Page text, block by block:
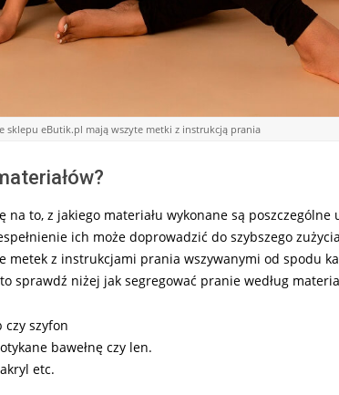
sklepu eButik.pl mają wszyte metki z instrukcją prania
na to, z jakiego materiału wykonane są
ich może doprowadzić do szybszego
metek z instrukcjami prania wszywanymi od spodu
sprawdź niżej jak segregować pranie według
czy szyfon
bawełnę czy len.
etc.